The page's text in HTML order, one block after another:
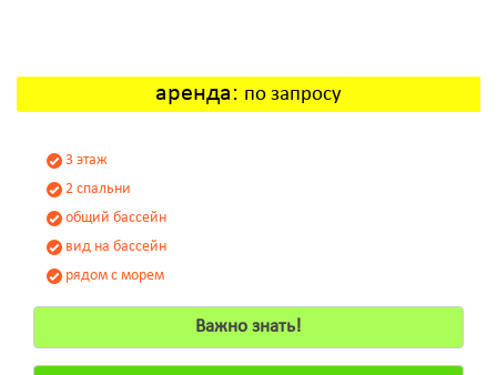
аренда: по запросу
3 этаж
2 спальни
общий бассейн
вид на бассейн
рядом с морем
Важно знать!